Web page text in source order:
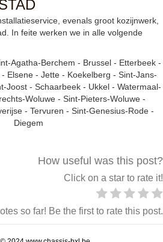
evenals groot kozijnwerk,
In feite werken we in alle volgende
Agatha-Berchem - Brussel- Etterbeek-
- Elsene - Jette - Koekelberg - Sint-Jans-
Joost- Schaarbeek- Ukkel- Watermaal-
Woluwe - Sint-Pieters-Woluwe -
- Tervuren - Sint-Genesius-Rode -
Diegem
How useful was this post?
Click on a star to rate it!
so far! Be the first to rate this post.